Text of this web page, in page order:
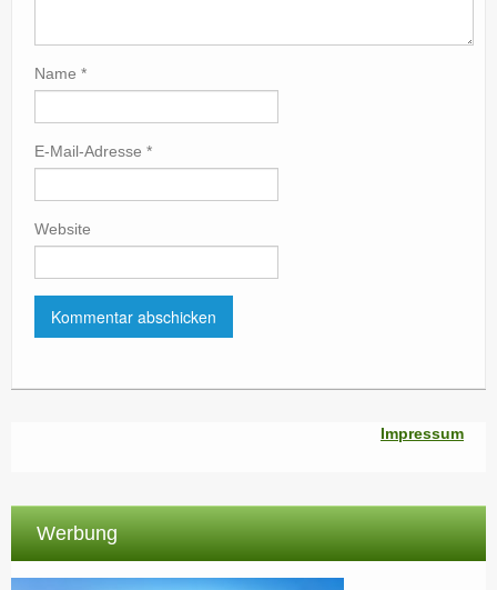
Name *
E-Mail-Adresse *
Website
Impressum
Werbung